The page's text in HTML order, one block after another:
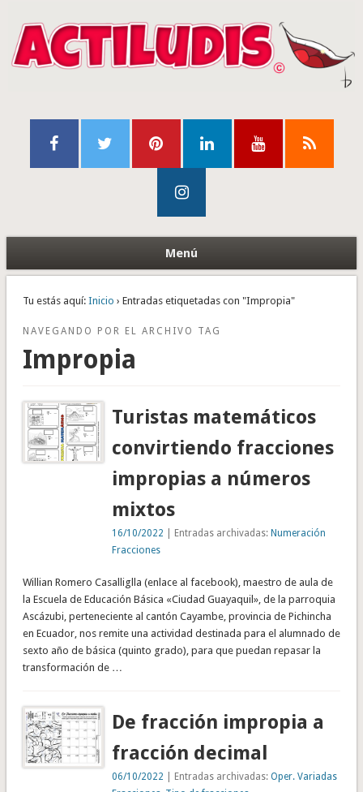
Menú
Tu estás aquí: Inicio › Entradas etiquetadas con "Impropia"
NAVEGANDO POR EL ARCHIVO TAG
Impropia
Turistas matemáticos
convirtiendo fracciones
impropias a números
mixtos
16/10/2022 | Entradas archivadas:Numeración
Fracciones
Willian Romero Casalliglla (enlace al facebook), maestro de aula de
la Escuela de Educación Básica «Ciudad Guayaquil», de la parroquia
Ascázubi, perteneciente al cantón Cayambe, provincia de Pichincha
en Ecuador, nos remite una actividad destinada para el alumnado de
sexto año de básica (quinto grado), para que puedan repasar la
transformación de …
De fracción impropia a
fracción decimal
06/10/2022 | Entradas archivadas:Oper. Variadas